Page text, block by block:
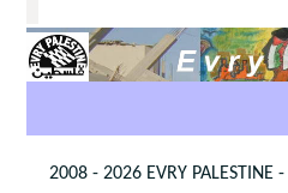
2008 - 2026 EVRY PALESTINE -